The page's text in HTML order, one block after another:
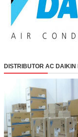
DISTRIBUTOR AC